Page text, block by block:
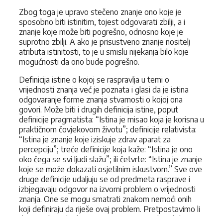
Zbog toga je upravo stečeno znanje ono koje je
sposobno biti istinitim, tojest odgovarati zbilji, a i
znanje koje može biti pogrešno, odnosno koje je
suprotno zbilji. A ako je prisustveno znanje nositelj
atributa istinitosti, to je u smislu nijekanja bilo koje
mogućnosti da ono bude pogrešno.
Definicija istine o kojoj se raspravlja u temi o
vrijednosti znanja već je poznata i glasi da je istina
odgovaranje forme znanja stvarnosti o kojoj ona
govori. Može biti i drugih definicija istine, poput
definicije pragmatista: “Istina je misao koja je korisna u
praktičnom čovjekovom životu”; definicije relativista:
“Istina je znanje koje iziskuje zdrav aparat za
percepciju”; treće definicije koja kaže: “Istina je ono
oko čega se svi ljudi slažu”; ili četvrte: “Istina je znanje
koje se može dokazati osjetilnim iskustvom.” Sve ove
druge definicije udaljuju se od predmeta rasprave i
izbjegavaju odgovor na izvorni problem o vrijednosti
znanja. One se mogu smatrati znakom nemoći onih
koji definiraju da riješe ovaj problem. Pretpostavimo li